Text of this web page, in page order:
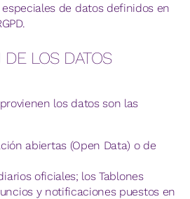
de datos definidos en
LOS DATOS
los datos son las
abiertas (Open Data) o de
oficiales; los Tablones
y notificaciones puestos en